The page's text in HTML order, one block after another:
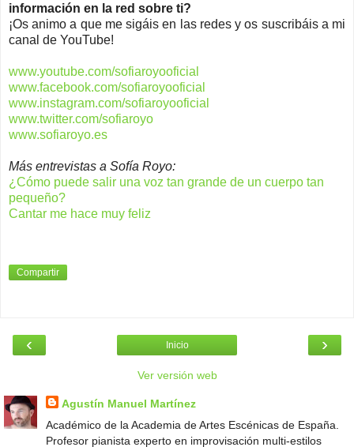
información en la red sobre ti?
¡Os animo a que me sigáis en las redes y os suscribáis a mi
canal de YouTube!
www.youtube.com/sofiaroyooficial
www.facebook.com/sofiaroyooficial
www.instagram.com/sofiaroyooficial
www.twitter.com/sofiaroyo
www.sofiaroyo.es
Más entrevistas a Sofía Royo:
¿Cómo puede salir una voz tan grande de un cuerpo tan
pequeño?
Cantar me hace muy feliz
Compartir
‹ ›
Inicio
Ver versión web
Agustín Manuel Martínez
Académico de la Academia de Artes Escénicas de España.
Profesor pianista experto en improvisación multi-estilos